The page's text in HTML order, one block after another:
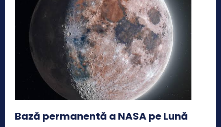
Bază permanentă a NASA pe Lună